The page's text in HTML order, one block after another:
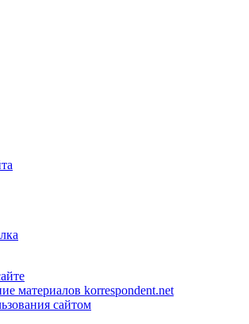
материалов korrespondent.net
сайтом